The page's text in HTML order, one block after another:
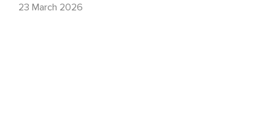
23 March 2026